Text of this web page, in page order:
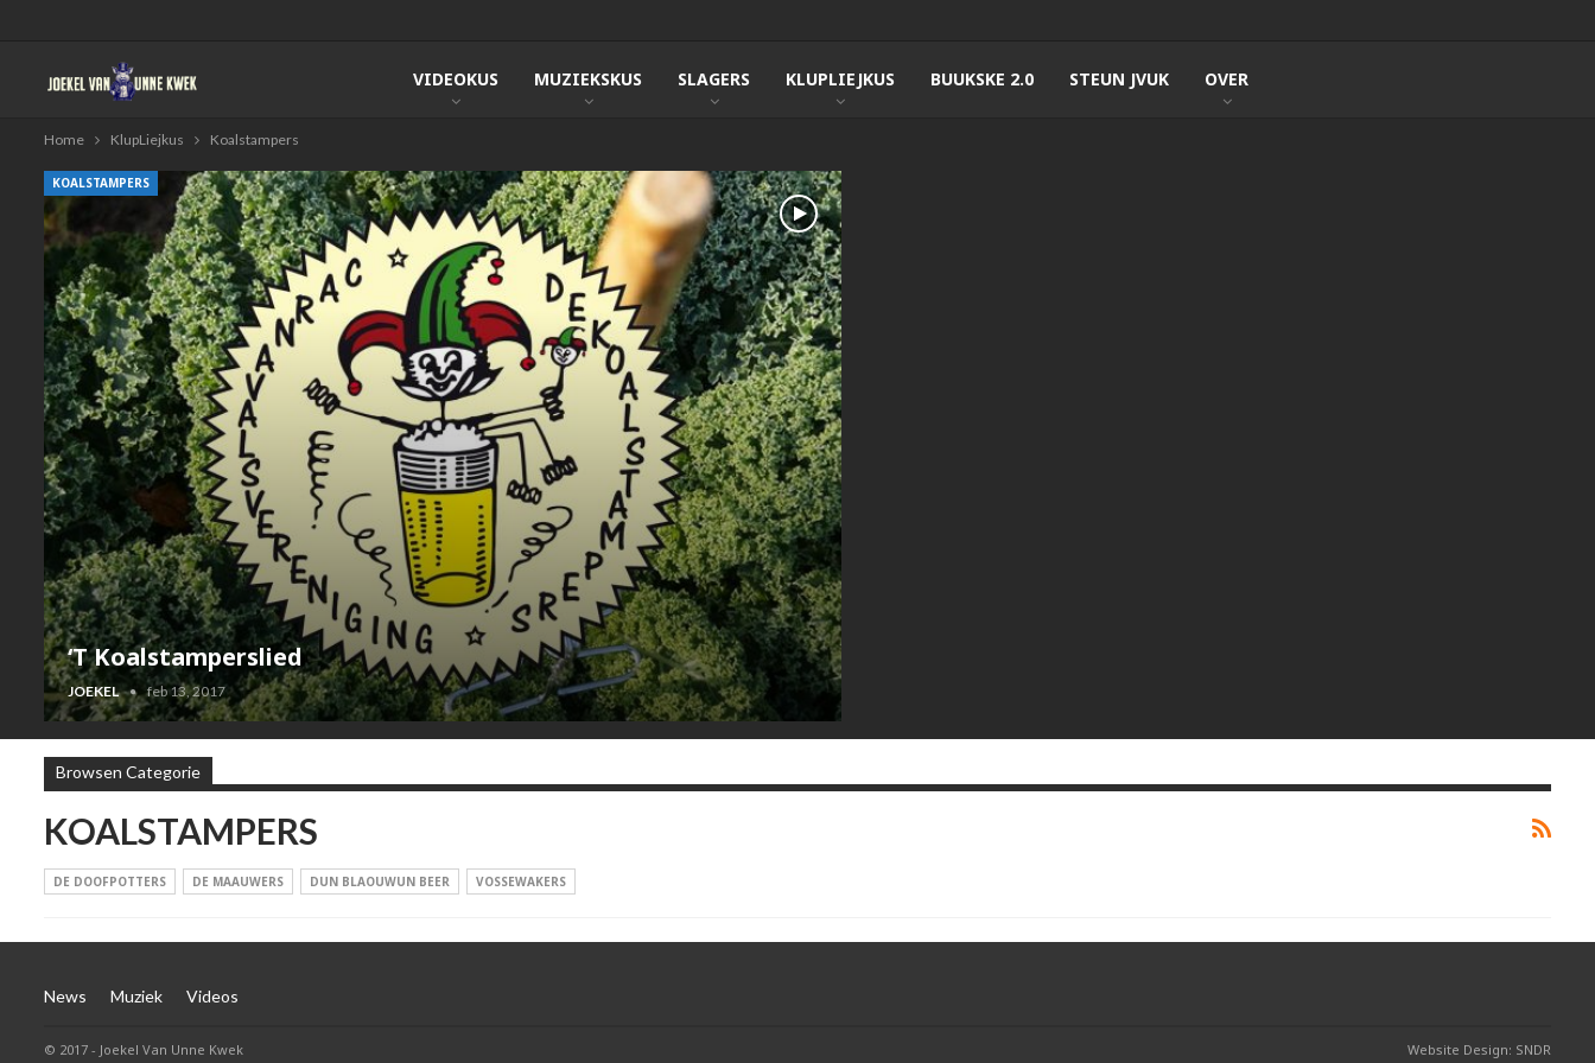
VIDEOKUS MUZIEKSKUS SLAGERS KLUPLIEJKUS BUUKSKE 2.0 STEUN JVUK OVER
Home KlupLiejkus Koalstampers
KOALSTAMPERS
‘T Koalstamperslied
JOEKEL feb 13, 2017
Browsen Categorie
KOALSTAMPERS
DE DOOFPOTTERS DE MAAUWERS DUN BLAOUWUN BEER VOSSEWAKERS
News Muziek Videos
© 2017 - Joekel Van Unne Kwek Website Design: SNDR